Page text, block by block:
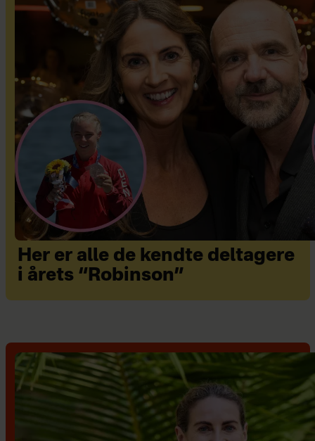
Her er alle de kendte deltagere
i årets “Robinson”